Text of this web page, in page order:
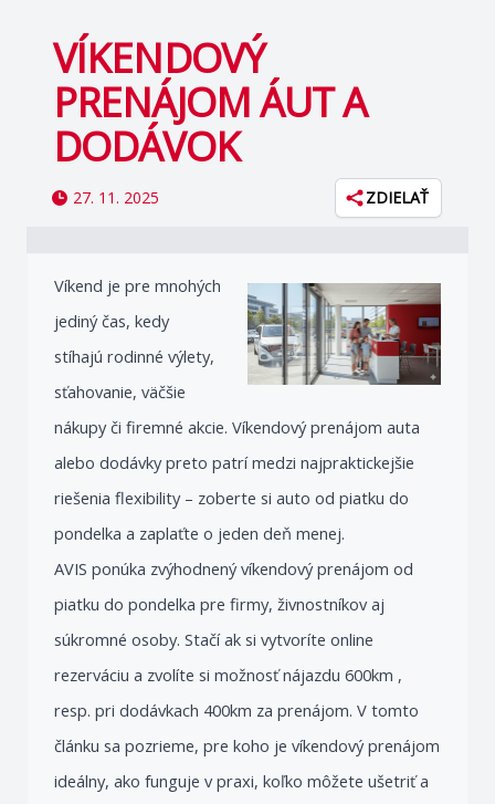
VÍKENDOVÝ
PRENÁJOM ÁUT A
DODÁVOK
27. 11. 2025 ZDIELAŤ
Víkend je pre mnohých
jediný čas, kedy
stíhajú rodinné výlety,
sťahovanie, väčšie
nákupy či firemné akcie. Víkendový prenájom auta
alebo dodávky preto patrí medzi najpraktickejšie
riešenia flexibility – zoberte si auto od piatku do
pondelka a zaplaťte o jeden deň menej.
AVIS ponúka zvýhodnený víkendový prenájom od
piatku do pondelka pre firmy, živnostníkov aj
súkromné osoby. Stačí ak si vytvoríte online
rezerváciu a zvolíte si možnosť nájazdu 600km ,
resp. pri dodávkach 400km za prenájom. V tomto
článku sa pozrieme, pre koho je víkendový prenájom
ideálny, ako funguje v praxi, koľko môžete ušetriť a